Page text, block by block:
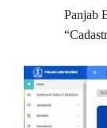
Panjab